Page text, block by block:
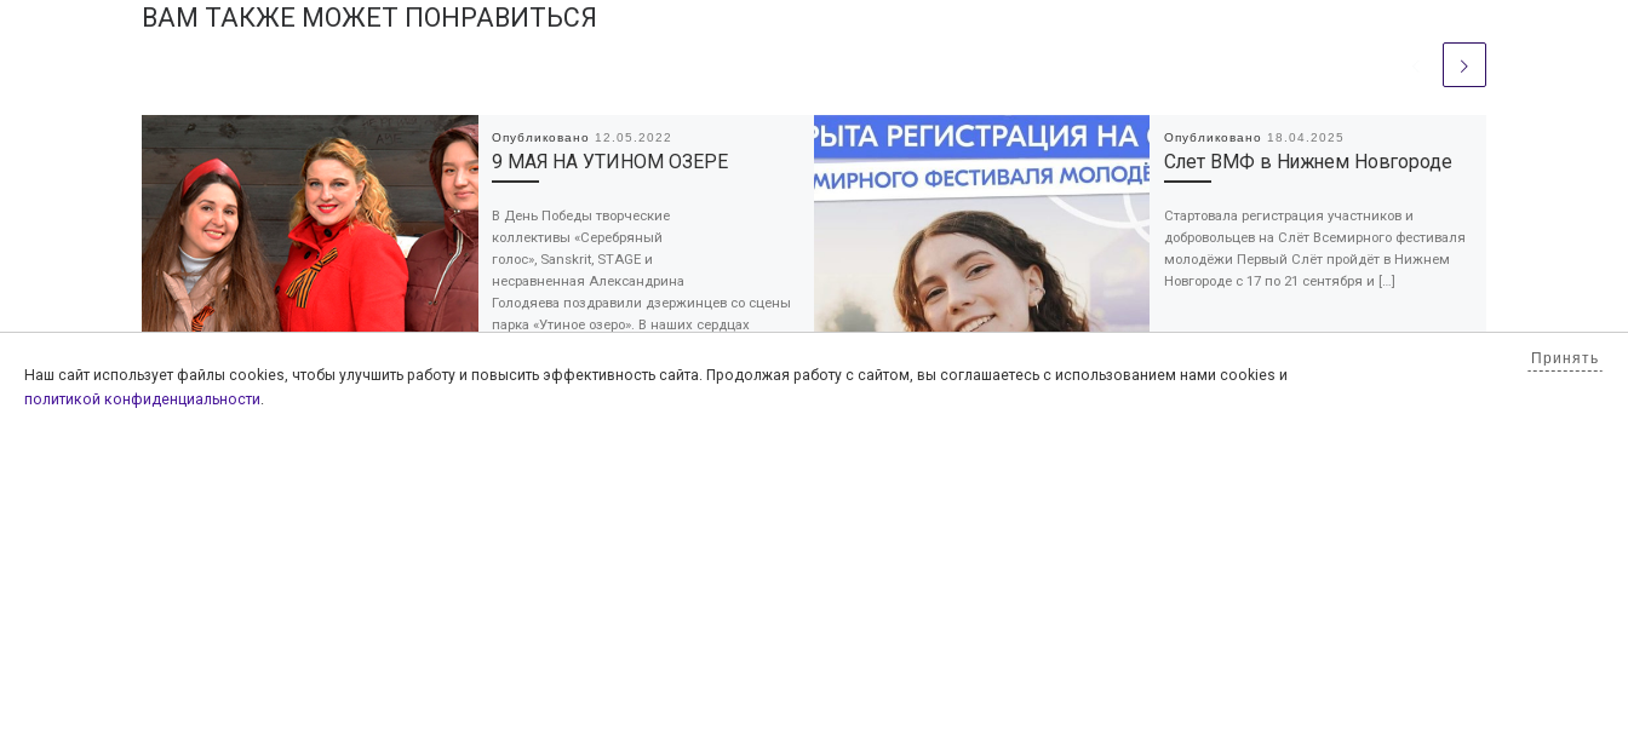
ВАМ ТАКЖЕ МОЖЕТ ПОНРАВИТЬСЯ
Опубликовано 12.05.2022
9 МАЯ НА УТИНОМ ОЗЕРЕ
В День Победы творческие
коллективы «Серебряный
голос», Sanskrit, STAGE и
несравненная Александрина
Голодяева поздравили дзержинцев со сцены
парка «Утиное озеро». В наших сердцах
предков! […]
Опубликовано 18.04.2025
Слет ВМФ в Нижнем Новгороде
Стартовала регистрация участников и
добровольцев на Слёт Всемирного фестиваля
молодёжи Первый Слёт пройдёт в Нижнем
Новгороде с 17 по 21 сентября и […]
Наш сайт использует файлы cookies, чтобы улучшить работу и повысить эффективность сайта. Продолжая работу с сайтом, вы соглашаетесь с использованием нами cookies и
политикой конфиденциальности.
Принять